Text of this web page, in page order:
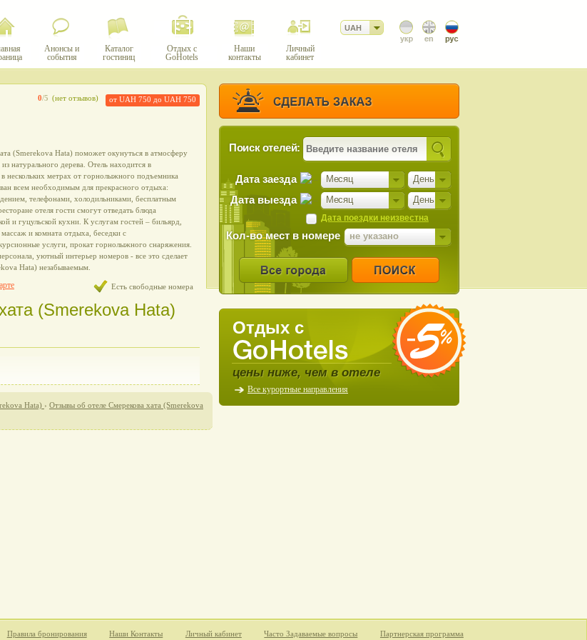
Анонсы и
события
Каталог
гостиниц
Отдых с
GoHotels
Наши
контакты
Личный
кабинет
UAH
0/5 (нет отзывов) от UAH 750 до UAH 750
(Smerekova Hata) поможет окунуться в атмосферу
натурального дерева. Отель находится в
нескольких метрах от горнолыжного подъемника
всем необходимым для прекрасного отдыха:
телефонами, холодильниками, бесплатным
отеля гости смогут отведать блюда
и гуцульской кухни. К услугам гостей – бильярд,
и комната отдыха, беседки с
услуги, прокат горнолыжного снаряжения.
уютный интерьер номеров - все это сделает
Hata) незабываемым.
Есть свободные номера
(Smerekova Hata)
Hata) › Отзывы об отеле Смерекова хата (Smerekova
Поиск отелей:
Месяц День
Дата заезда
Месяц День
Дата выезда
Дата поездки неизвестна
Кол-во мест в номере не указано
Отдых с
цены ниже, чем в отеле
Все курортные направления
Правила бронирования Наши Контакты Личный кабинет Часто Задаваемые вопросы Партнерская программа